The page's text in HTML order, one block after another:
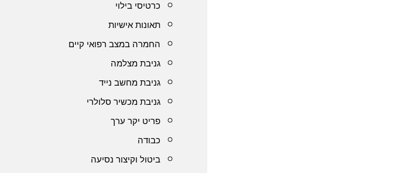
כרטיסי בילוי
תאונות אישיות
החמרה במצב רפואי קיים
גניבת מצלמה
גניבת מחשב נייד
גניבת מכשיר סלולרי
פריט יקר ערך
כבודה
ביטול וקיצור נסיעה